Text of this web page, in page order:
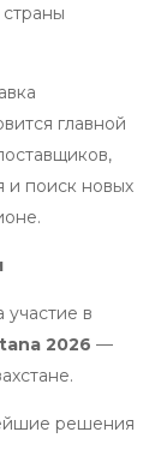
главной
и поиск новых
в
2026 —
решения